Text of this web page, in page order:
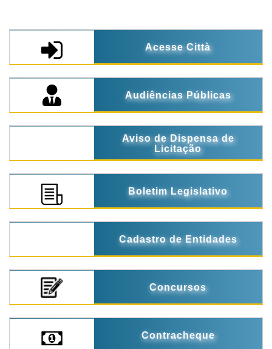
Acesse Città
Audiências Públicas
Aviso de Dispensa de
Licitação
Boletim Legislativo
Cadastro de Entidades
Concursos
Contracheque